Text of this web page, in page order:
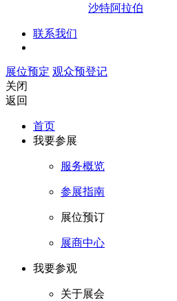
沙特阿拉伯
联系我们
展位预定 观众预登记
关闭
返回
首页
我要参展
服务概览
参展指南
展位预订
展商中心
我要参观
关于展会